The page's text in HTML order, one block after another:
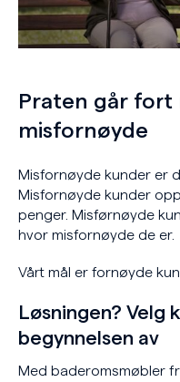
Praten går
misfornøyde
Misfornøyde kunder er
Misfornøyde kunder
penger. Misførnøyde
hvor misfornøyde de er.
Vårt mål er fornøyde
Løsningen? Velg
begynnelsen av
Med baderomsmøbler